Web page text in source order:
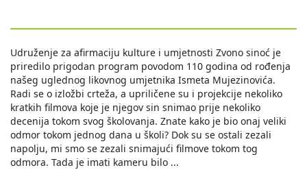
Udruženje za afirmaciju kulture i umjetnosti Zvono sinoć je
priredilo prigodan program povodom 110 godina od rođenja
našeg uglednog likovnog umjetnika Ismeta Mujezinovića.
Radi se o izložbi crteža, a upriličene su i projekcije nekoliko
kratkih filmova koje je njegov sin snimao prije nekoliko
decenija tokom svog školovanja. Znate kako je bio onaj veliki
odmor tokom jednog dana u školi? Dok su se ostali zezali
napolju, mi smo se zezali snimajući filmove tokom tog
odmora. Tada je imati kameru bilo ...